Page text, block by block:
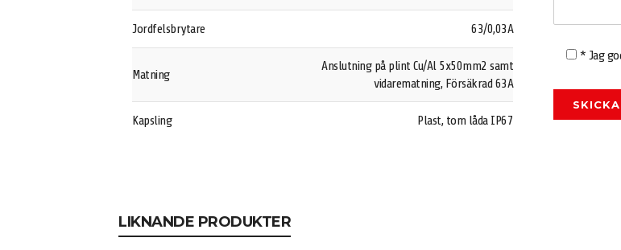
Jordfelsbrytare 63/0,03A
Matning
Anslutning på plint Cu/Al 5x50mm2 samt
vidarematning, Försäkrad 63A
Kapsling Plast, tom låda IP67
* Jag
LIKNANDE PRODUKTER